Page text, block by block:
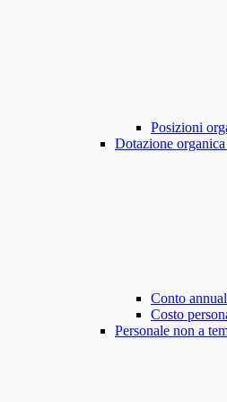
Posizioni
Dotazione organica
Conto
Costo
Personale non a